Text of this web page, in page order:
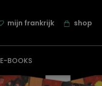
mijn frankrijk shop
over frankrijk.nl
samenwerking
E-BOOKS